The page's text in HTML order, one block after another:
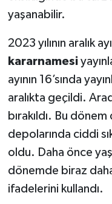
yaşanabilir.
2023 yılının aralık
kararnamesi
ayının 16’sında
aralıkta geçildi.
bırakıldı. Bu
depolarında ciddi
oldu. Daha önce
dönemde biraz
ifadelerini kullandı.